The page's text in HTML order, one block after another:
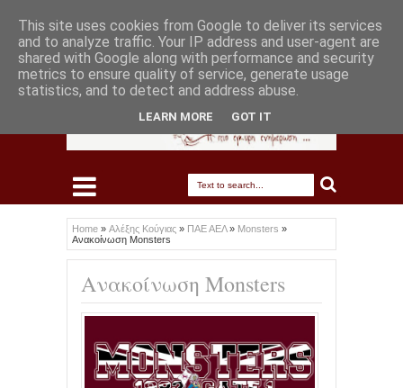
Home » Αλέξης Κούγιας » ΠΑΕ ΑΕΛ» Monsters »
Ανακοίνωση Monsters
Ανακοίνωση Monsters
This site uses cookies from Google to deliver its services
and to analyze traffic. Your IP address and user-agent are
shared with Google along with performance and security
metrics to ensure quality of service, generate usage
statistics, and to detect and address abuse.
LEARN MORE GOT IT